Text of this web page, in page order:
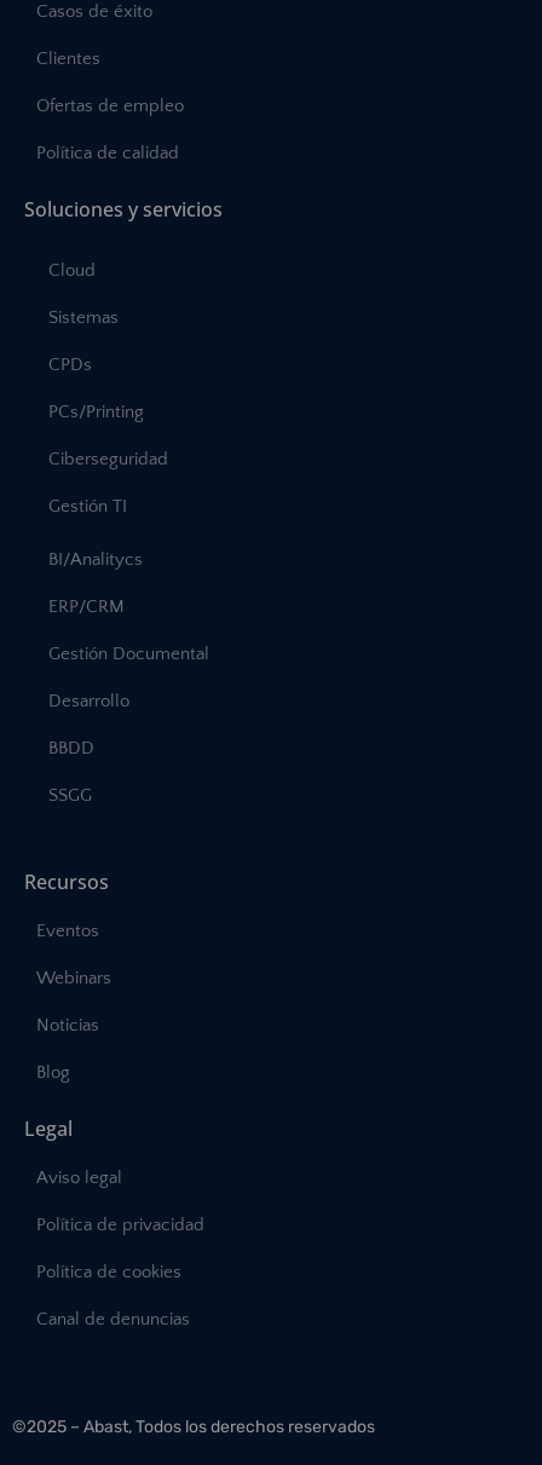
Casos de éxito
Clientes
Ofertas de empleo
Política de calidad
Soluciones y servicios
Cloud
Sistemas
CPDs
PCs/Printing
Ciberseguridad
Gestión TI
BI/Analitycs
ERP/CRM
Gestión Documental
Desarrollo
BBDD
SSGG
Recursos
Eventos
Webinars
Noticias
Blog
Legal
Aviso legal
Política de privacidad
Política de cookies
Canal de denuncias
©2025 – Abast, Todos los derechos reservados